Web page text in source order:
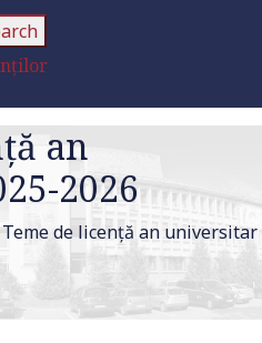
an
2026
Teme de licență an universitar